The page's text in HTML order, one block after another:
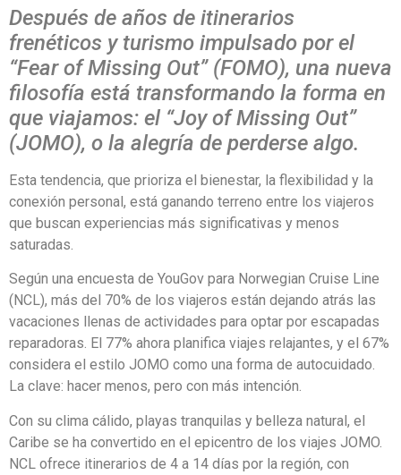
Después de años de itinerarios
frenéticos y turismo impulsado por el
“Fear of Missing Out” (FOMO), una nueva
filosofía está transformando la forma en
que viajamos: el “Joy of Missing Out”
(JOMO), o la alegría de perderse algo.
Esta tendencia, que prioriza el bienestar, la flexibilidad y la
conexión personal, está ganando terreno entre los viajeros
que buscan experiencias más significativas y menos
saturadas.
Según una encuesta de YouGov para Norwegian Cruise Line
(NCL), más del 70% de los viajeros están dejando atrás las
vacaciones llenas de actividades para optar por escapadas
reparadoras. El 77% ahora planifica viajes relajantes, y el 67%
considera el estilo JOMO como una forma de autocuidado.
La clave: hacer menos, pero con más intención.
Con su clima cálido, playas tranquilas y belleza natural, el
Caribe se ha convertido en el epicentro de los viajes JOMO.
NCL ofrece itinerarios de 4 a 14 días por la región, con